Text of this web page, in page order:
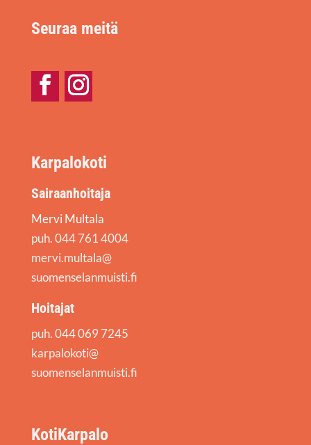
Seuraa meitä
Karpalokoti
Sairaanhoitaja
Mervi Multala
puh. 044 761 4004
mervi.multala@
suomenselanmuisti.fi
Hoitajat
puh. 044 069 7245
karpalokoti@
suomenselanmuisti.fi
KotiKarpalo